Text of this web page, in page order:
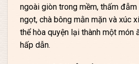
ngoài giòn trong mềm, thấm
ngọt, chà bông mằn mặn và xúc
thể hòa quyện lại thành một món
hấp dẫn.